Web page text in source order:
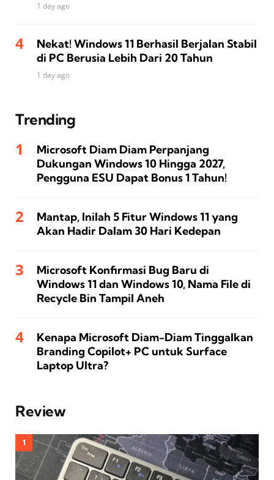
1 day ago
Nekat! Windows 11 Berhasil Berjalan Stabil
di PC Berusia Lebih Dari 20 Tahun
1 day ago
Trending
Microsoft Diam Diam Perpanjang
Dukungan Windows 10 Hingga 2027,
Pengguna ESU Dapat Bonus 1 Tahun!
Mantap, Inilah 5 Fitur Windows 11 yang
Akan Hadir Dalam 30 Hari Kedepan
Microsoft Konfirmasi Bug Baru di
Windows 11 dan Windows 10, Nama File di
Recycle Bin Tampil Aneh
Kenapa Microsoft Diam-Diam Tinggalkan
Branding Copilot+ PC untuk Surface
Laptop Ultra?
Review